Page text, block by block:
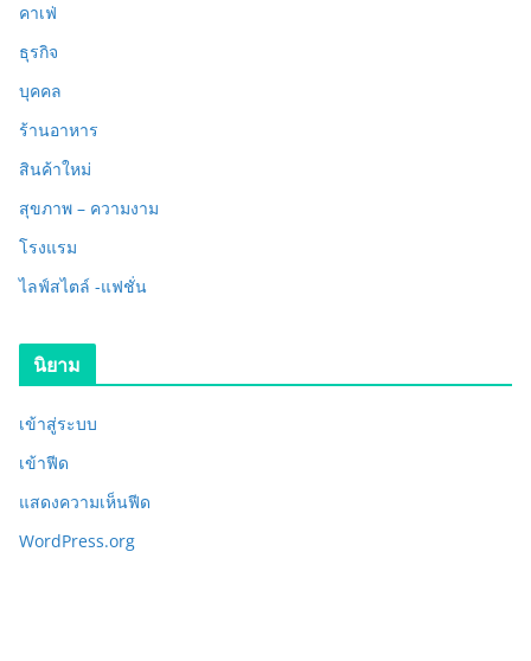
คาเฟ่
ธุรกิจ
บุคคล
ร้านอาหาร
สินค้าใหม่
สุขภาพ – ความงาม
โรงแรม
ไลฟ์สไตล์ -แฟชั่น
นิยาม
เข้าสู่ระบบ
เข้าฟีด
แสดงความเห็นฟีด
WordPress.org